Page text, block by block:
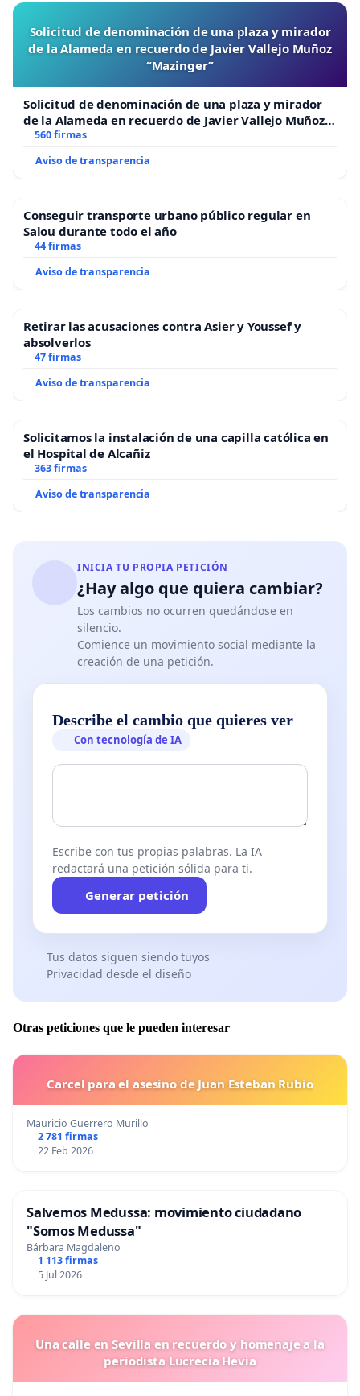
Solicitud de denominación de una plaza y mirador
de la Alameda en recuerdo de Javier Vallejo Muñoz
“Mazinger”
Solicitud de denominación de una plaza y mirador
de la Alameda en recuerdo de Javier Vallejo Muñoz
“Mazinger”
560 firmas
Aviso de transparencia
Conseguir transporte urbano público regular en
Salou durante todo el año
44 firmas
Aviso de transparencia
Retirar las acusaciones contra Asier y Youssef y
absolverlos
47 firmas
Aviso de transparencia
Solicitamos la instalación de una capilla católica en
el Hospital de Alcañiz
363 firmas
Aviso de transparencia
INICIA TU PROPIA PETICIÓN
¿Hay algo que quiera cambiar?
Los cambios no ocurren quedándose en
silencio.
Comience un movimiento social mediante la
creación de una petición.
Describe el cambio que quieres ver
Con tecnología de IA
Escribe con tus propias palabras. La IA
redactará una petición sólida para ti.
Generar petición
Tus datos siguen siendo tuyos
Privacidad desde el diseño
Otras peticiones que le pueden interesar
Carcel para el asesino de Juan Esteban Rubio
Mauricio Guerrero Murillo
2 781 firmas
22 Feb 2026
Salvemos Medussa: movimiento ciudadano
"Somos Medussa"
Bárbara Magdaleno
1 113 firmas
5 Jul 2026
Una calle en Sevilla en recuerdo y homenaje a la
periodista Lucrecia Hevia